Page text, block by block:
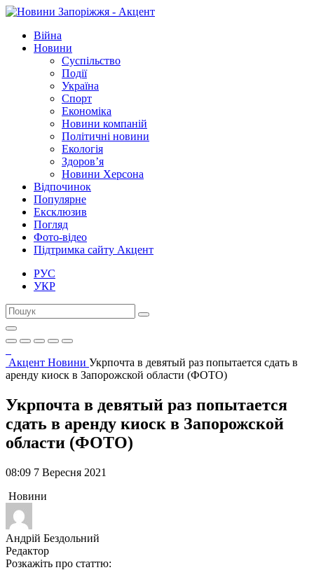
Війна
Новини
Суспільство
Події
Україна
Спорт
Економіка
Новини компаній
Політичні новини
Екологія
Здоров’я
Новини Херсона
Відпочинок
Популярне
Ексклюзив
Погляд
Фото-відео
Підтримка сайту Акцент
РУС
УКР
Акцент Новини Укрпочта в девятый раз попытается сдать в
аренду киоск в Запорожской области (ФОТО)
Укрпочта в девятый раз попытается
сдать в аренду киоск в Запорожской
области (ФОТО)
08:09 7 Вересня 2021
Новини
Андрій Бездольний
Редактор
Розкажіть про статтю: